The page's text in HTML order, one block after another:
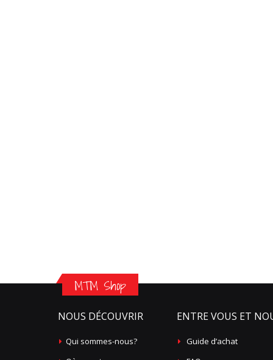
MTM Shop
NOUS DÉCOUVRIR
Qui sommes-nous?
ENTRE VOUS ET
Guide d’achat